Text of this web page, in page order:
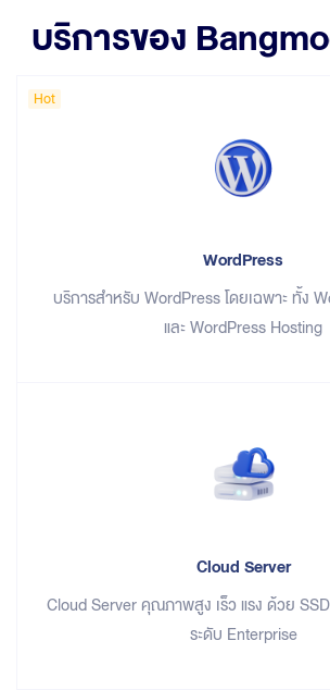
บริการของ
Hot
WordPress
บริการสำหรับ WordPress โดยเฉพาะ ทั้ง
และ WordPress Hosting
Cloud Server
Cloud Server คุณภาพสูง เร็ว แรง ด้วย
ระดับ Enterprise